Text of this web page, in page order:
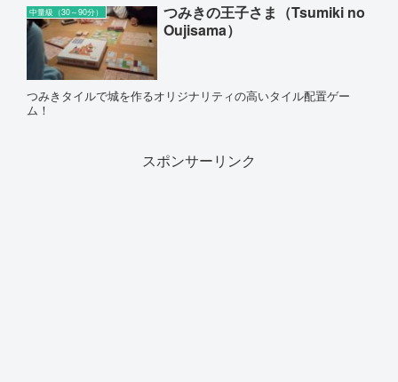
中量級（30～90分）
つみきの王子さま（Tsumiki no
Oujisama）
つみきタイルで城を作るオリジナリティの高いタイル配置ゲー
ム！
スポンサーリンク